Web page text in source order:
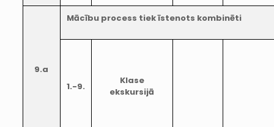
9.a
Mācību process tiek īstenots kombinēti
1.-9.
Klase
ekskursijā